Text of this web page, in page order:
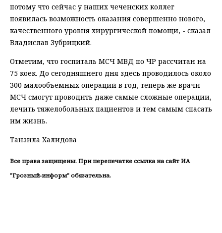
потому что сейчас у наших чеченских коллег
появилась возможность оказания совершенно нового,
качественного уровня хирургической помощи, - сказал
Владислав Зубрицкий.
Отметим, что госпиталь МСЧ МВД по ЧР рассчитан на
75 коек. До сегодняшнего дня здесь проводилось около
300 малообъемных операций в год, теперь же врачи
МСЧ смогут проводить даже самые сложные операции,
лечить тяжелобольных пациентов и тем самым спасать
им жизнь.
Танзила Халидова
Все права защищены. При перепечатке ссылка на сайт ИА
"Грозный-информ" обязательна.